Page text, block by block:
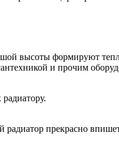
высоты формируют
и прочим
прекрасно